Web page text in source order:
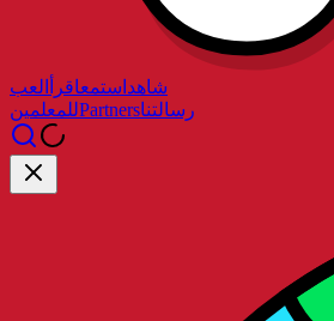
شاهد استمعاقرأ
العب
للمعلمينPartnersرسالتنا